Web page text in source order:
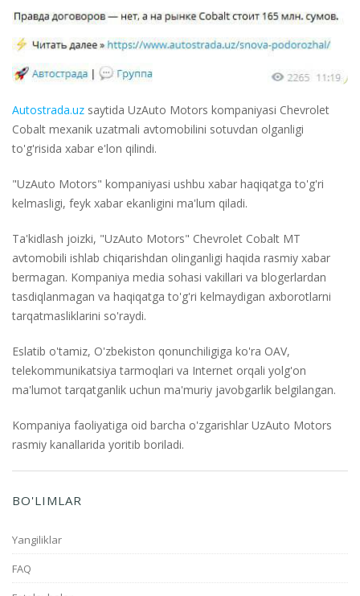
Autostrada.uz saytida UzAuto Motors kompaniyasi Chevrolet
Cobalt mexanik uzatmali avtomobilini sotuvdan olganligi
to'g'risida xabar e'lon qilindi.
"UzAuto Motors" kompaniyasi ushbu xabar haqiqatga to'g'ri
kelmasligi, feyk xabar ekanligini ma'lum qiladi.
Ta'kidlash joizki, "UzAuto Motors" Chevrolet Cobalt MT
avtomobili ishlab chiqarishdan olinganligi haqida rasmiy xabar
bermagan. Kompaniya media sohasi vakillari va blogerlardan
tasdiqlanmagan va haqiqatga to'g'ri kelmaydigan axborotlarni
tarqatmasliklarini so'raydi.
Eslatib o'tamiz, O'zbekiston qonunchiligiga ko'ra OAV,
telekommunikatsiya tarmoqlari va Internet orqali yolg'on
ma'lumot tarqatganlik uchun ma'muriy javobgarlik belgilangan.
Kompaniya faoliyatiga oid barcha o'zgarishlar UzAuto Motors
rasmiy kanallarida yoritib boriladi.
BO'LIMLAR
Yangiliklar
FAQ